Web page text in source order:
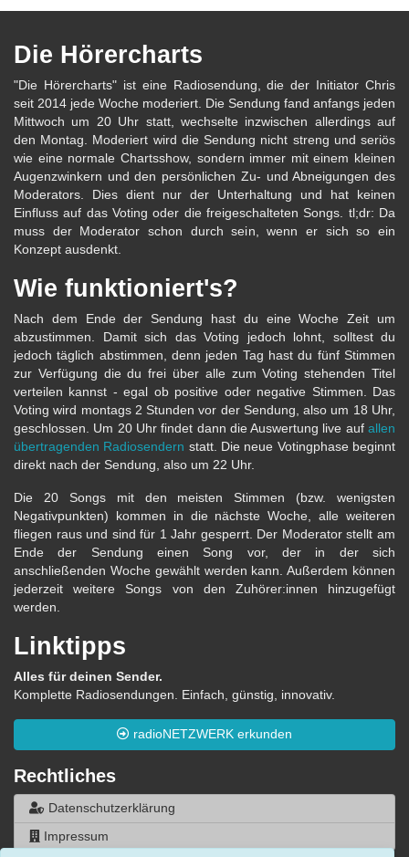
Die Hörercharts
"Die Hörercharts" ist eine Radiosendung, die der Initiator Chris
seit 2014 jede Woche moderiert. Die Sendung fand anfangs jeden
Mittwoch um 20 Uhr statt, wechselte inzwischen allerdings auf
den Montag. Moderiert wird die Sendung nicht streng und seriös
wie eine normale Chartsshow, sondern immer mit einem kleinen
Augenzwinkern und den persönlichen Zu- und Abneigungen des
Moderators. Dies dient nur der Unterhaltung und hat keinen
Einfluss auf das Voting oder die freigeschalteten Songs. tl;dr: Da
muss der Moderator schon durch sein, wenn er sich so ein
Konzept ausdenkt.
Wie funktioniert's?
Nach dem Ende der Sendung hast du eine Woche Zeit um
abzustimmen. Damit sich das Voting jedoch lohnt, solltest du
jedoch täglich abstimmen, denn jeden Tag hast du fünf Stimmen
zur Verfügung die du frei über alle zum Voting stehenden Titel
verteilen kannst - egal ob positive oder negative Stimmen. Das
Voting wird montags 2 Stunden vor der Sendung, also um 18 Uhr,
geschlossen. Um 20 Uhr findet dann die Auswertung live auf allen
übertragenden Radiosendern statt. Die neue Votingphase beginnt
direkt nach der Sendung, also um 22 Uhr.
Die 20 Songs mit den meisten Stimmen (bzw. wenigsten
Negativpunkten) kommen in die nächste Woche, alle weiteren
fliegen raus und sind für 1 Jahr gesperrt. Der Moderator stellt am
Ende der Sendung einen Song vor, der in der sich
anschließenden Woche gewählt werden kann. Außerdem können
jederzeit weitere Songs von den Zuhörer:innen hinzugefügt
werden.
Linktipps
Alles für deinen Sender.
Komplette Radiosendungen. Einfach, günstig, innovativ.
radioNETZWERK erkunden
Rechtliches
Datenschutzerklärung
Impressum